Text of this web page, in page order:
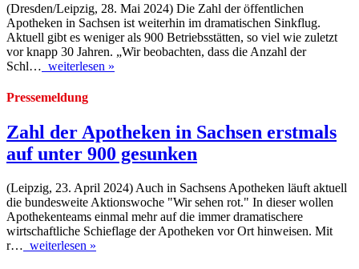
(Dresden/Leipzig, 28. Mai 2024) Die Zahl der öffentlichen
Apotheken in Sachsen ist weiterhin im dramatischen Sinkflug.
Aktuell gibt es weniger als 900 Betriebsstätten, so viel wie zuletzt
vor knapp 30 Jahren. „Wir beobachten, dass die Anzahl der
Schl… weiterlesen »
Pressemeldung
Zahl der Apotheken in Sachsen erstmals
auf unter 900 gesunken
(Leipzig, 23. April 2024) Auch in Sachsens Apotheken läuft aktuell
die bundesweite Aktionswoche "Wir sehen rot." In dieser wollen
Apothekenteams einmal mehr auf die immer dramatischere
wirtschaftliche Schieflage der Apotheken vor Ort hinweisen. Mit
r… weiterlesen »